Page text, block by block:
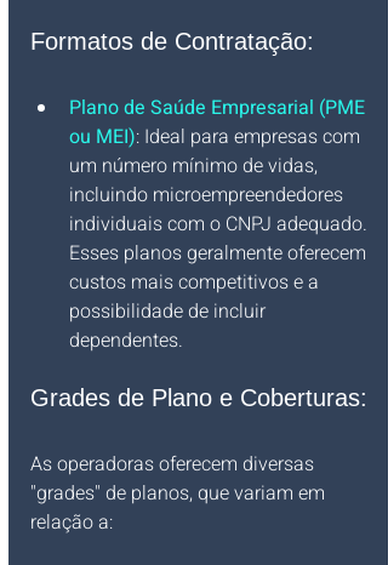
Formatos de Contratação:
Plano de Saúde Empresarial (PME
ou MEI): Ideal para empresas com
um número mínimo de vidas,
incluindo microempreendedores
individuais com o CNPJ adequado.
Esses planos geralmente oferecem
custos mais competitivos e a
possibilidade de incluir
dependentes.
Grades de Plano e Coberturas:
As operadoras oferecem diversas
"grades" de planos, que variam em
relação a: